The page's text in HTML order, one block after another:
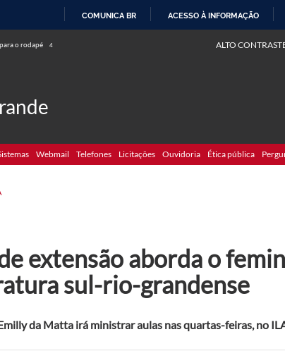
COMUNICA BR ACESSO À INFORMAÇÃO
o rodapé 4 ALTO
Webmail Telefones Licitações Ouvidoria Ética pública
extensão aborda o
sul-rio-grandense
da Matta irá ministrar aulas nas quartas-feiras, no